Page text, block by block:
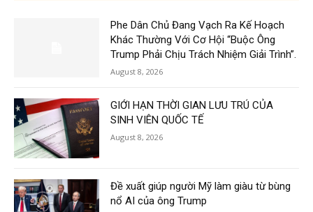
Phe Dân Chủ Đang Vạch Ra Kế Hoạch
Khác Thường Với Cơ Hội “Buộc Ông
Trump Phải Chịu Trách Nhiệm Giải Trình”.
August 8, 2026
GIỚI HẠN THỜI GIAN LƯU TRÚ CỦA
SINH VIÊN QUỐC TẾ
August 8, 2026
Đề xuất giúp người Mỹ làm giàu từ bùng
nổ AI của ông Trump